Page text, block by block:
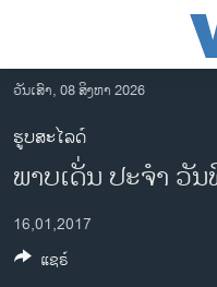
ເຂົ້າ
ຫາ
ຂ້າມ
ຂ້າມ
ໄປ
ຫາ
ລາວ
ອາເມຣິກາ
ການເລືອກຕັ້ງ ປະທານາທີບໍດີ
ຂ່າວ​ຈີນ
ວັນເສົາ, 08 ສິງຫາ 2026
ຮູບສະໄລດ໌
ພາບເດັ່ນ ປະຈຳ ວັ
16,01,2017
ແຊຣ໌